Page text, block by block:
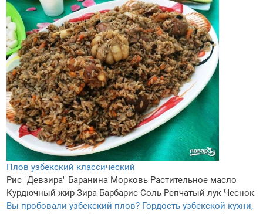
Плов узбекский классический
Рис "Девзира" Баранина Морковь Растительное масло
Курдючный жир Зира Барбарис Соль Репчатый лук Чеснок
Вы пробовали узбекский плов? Гордость узбекской кухни,